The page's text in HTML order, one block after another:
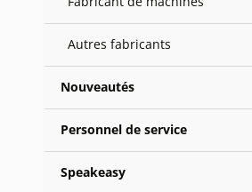
Autres fabricants
Nouveautés
Personnel de service
Speakeasy